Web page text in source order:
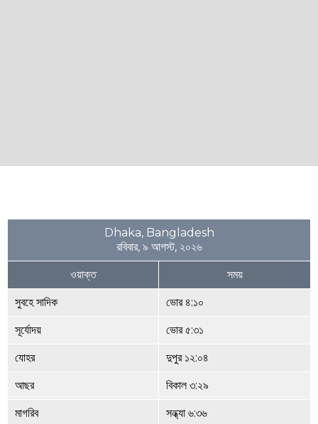
Dhaka, Bangladesh
রবিবার, ৯ আগস্ট, ২০২৬
ওয়াক্ত সময়
সুবহে সাদিক ভোর ৪:১০
সূর্যোদয় ভোর ৫:৩১
যোহর দুপুর ১২:০৪
আছর বিকাল ৩:২৯
মাগরিব সন্ধ্যা ৬:৩৬